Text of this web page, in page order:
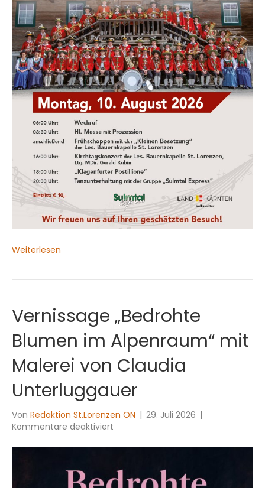
Weiterlesen
Vernissage „Bedrohte
Blumen im Alpenraum“ mit
Malerei von Claudia
Unterluggauer
Von Redaktion St.Lorenzen ON | 29. Juli 2026 |
Kommentare deaktiviert
„Bedrohte
im
Alpenraum“